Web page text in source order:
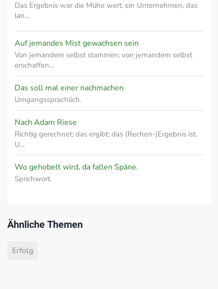
Das Ergebnis war die Mühe wert; ein Unternehmen, das
lan…
Auf jemandes Mist gewachsen sein
Von jemandem selbst stammen; von jemandem selbst
erschaffen…
Das soll mal einer nachmachen
Umgangssprachlich.
Nach Adam Riese
Richtig gerechnet; das ergibt; das (Rechen-)Ergebnis ist.
U…
Wo gehobelt wird, da fallen Späne.
Sprichwort.
Ähnliche Themen
Erfolg